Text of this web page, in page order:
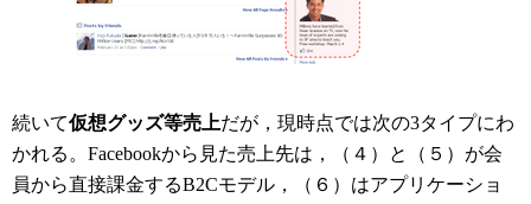
続いて仮想グッズ等売上だが，現時点では次の3タイプにわ
かれる。Facebookから見た売上先は，（４）と（５）が会
員から直接課金するB2Cモデル，（６）はアプリケーショ